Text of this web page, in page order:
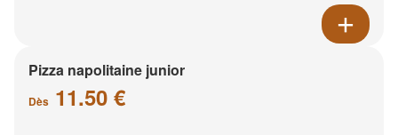
Pizza napolitaine junior
Dès 11.50 €